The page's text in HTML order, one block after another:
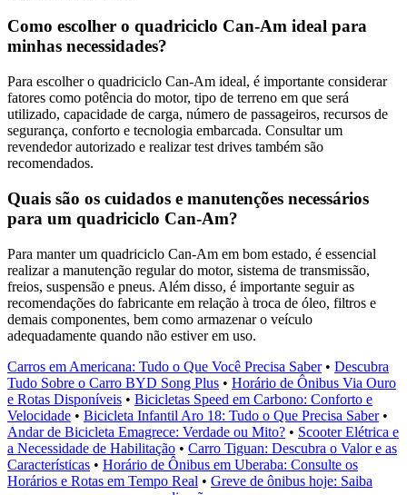
Como escolher o quadriciclo Can-Am ideal para
minhas necessidades?
Para escolher o quadriciclo Can-Am ideal, é importante considerar
fatores como potência do motor, tipo de terreno em que será
utilizado, capacidade de carga, número de passageiros, recursos de
segurança, conforto e tecnologia embarcada. Consultar um
revendedor autorizado e realizar test drives também são
recomendados.
Quais são os cuidados e manutenções necessários
para um quadriciclo Can-Am?
Para manter um quadriciclo Can-Am em bom estado, é essencial
realizar a manutenção regular do motor, sistema de transmissão,
freios, suspensão e pneus. Além disso, é importante seguir as
recomendações do fabricante em relação à troca de óleo, filtros e
demais componentes, bem como armazenar o veículo
adequadamente quando não estiver em uso.
Carros em Americana: Tudo o Que Você Precisa Saber• Descubra
Tudo Sobre o Carro BYD Song Plus • Horário de Ônibus Via Ouro
e Rotas Disponíveis • Bicicletas Speed em Carbono: Conforto e
Velocidade • Bicicleta Infantil Aro 18: Tudo o Que Precisa Saber•
Andar de Bicicleta Emagrece: Verdade ou Mito? • Scooter Elétrica e
a Necessidade de Habilitação • Carro Tiguan: Descubra o Valor e as
Características • Horário de Ônibus em Uberaba: Consulte os
Horários e Rotas em Tempo Real • Greve de ônibus hoje: Saiba